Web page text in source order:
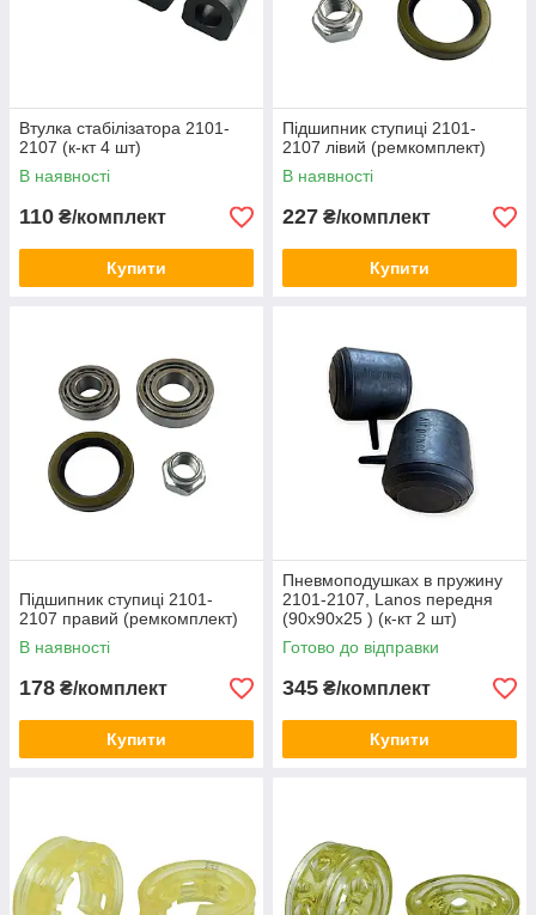
Втулка стабілізатора 2101-
2107 (к-кт 4 шт)
В наявності
110 ₴/комплект
Купити
Підшипник ступиці 2101-
2107 лівий (ремкомплект)
В наявності
227 ₴/комплект
Купити
Підшипник ступиці 2101-
2107 правий (ремкомплект)
В наявності
178 ₴/комплект
Купити
Пневмоподушках в пружину
2101-2107, Lanos передня
(90x90x25 ) (к-кт 2 шт)
Готово до відправки
345 ₴/комплект
Купити